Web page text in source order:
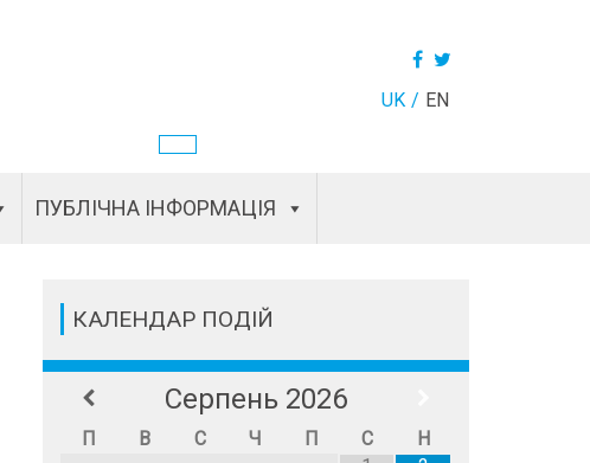
UK EN
ПУБЛІЧНА ІНФОРМАЦІЯ
КАЛЕНДАР ПОДІЙ
Серпень 2026
П В С Ч П С
Н